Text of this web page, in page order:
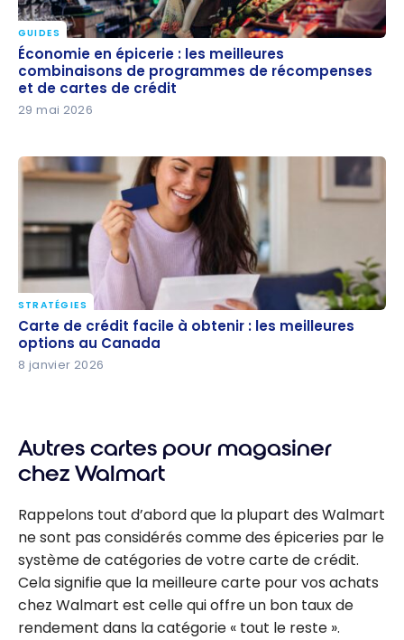
Économie en épicerie : les meilleures combinaisons
de programmes de récompenses et de cartes de
crédit
GUIDES
Économie en épicerie : les meilleures
combinaisons de programmes de récompenses
et de cartes de crédit
29 mai 2026
Carte de crédit facile à obtenir : les meilleures
options au Canada
STRATÉGIES
Carte de crédit facile à obtenir : les meilleures
options au Canada
8 janvier 2026
Autres cartes pour magasiner
chez Walmart
Rappelons tout d’abord que la plupart des Walmart
ne sont pas considérés comme des épiceries par le
système de catégories de votre carte de crédit.
Cela signifie que la meilleure carte pour vos achats
chez Walmart est celle qui offre un bon taux de
rendement dans la catégorie « tout le reste ».